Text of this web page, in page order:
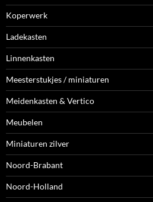
Koperwerk
Ladekasten
Linnenkasten
Meesterstukjes / miniaturen
Meidenkasten & Vertico
Meubelen
Miniaturen zilver
Noord-Brabant
Noord-Holland